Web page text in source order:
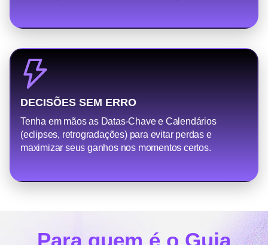
DECISÕES SEM ERRO
Tenha em mãos as Datas-Chave e Calendários
(eclipses, retrogradações) para evitar perdas e
maximizar seus ganhos nos momentos certos.
Para quem é o Guia